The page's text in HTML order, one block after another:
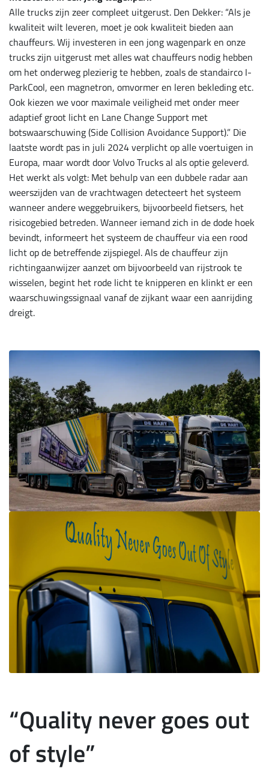
Alle trucks zijn zeer compleet uitgerust. Den Dekker: “Als je
kwaliteit wilt leveren, moet je ook kwaliteit bieden aan
chauffeurs. Wij investeren in een jong wagenpark en onze
trucks zijn uitgerust met alles wat chauffeurs nodig hebben
om het onderweg plezierig te hebben, zoals de standairco I-
ParkCool, een magnetron, omvormer en leren bekleding etc.
Ook kiezen we voor maximale veiligheid met onder meer
adaptief groot licht en Lane Change Support met
botswaarschuwing (Side Collision Avoidance Support).” Die
laatste wordt pas in juli 2024 verplicht op alle voertuigen in
Europa, maar wordt door Volvo Trucks al als optie geleverd.
Het werkt als volgt: Met behulp van een dubbele radar aan
weerszijden van de vrachtwagen detecteert het systeem
wanneer andere weggebruikers, bijvoorbeeld fietsers, het
risicogebied betreden. Wanneer iemand zich in de dode hoek
bevindt, informeert het systeem de chauffeur via een rood
licht op de betreffende zijspiegel. Als de chauffeur zijn
richtingaanwijzer aanzet om bijvoorbeeld van rijstrook te
wisselen, begint het rode licht te knipperen en klinkt er een
waarschuwingssignaal vanaf de zijkant waar een aanrijding
dreigt.
“Quality never goes out
of style”